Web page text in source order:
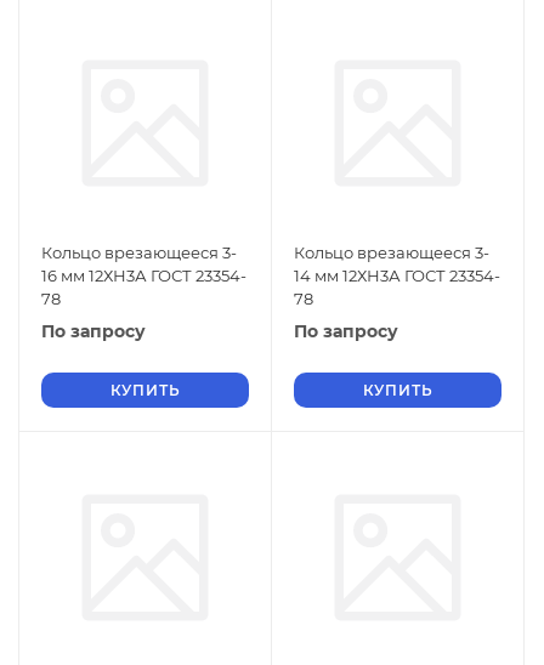
Кольцо врезающееся 3-
16 мм 12ХН3А ГОСТ 23354-
78
По запросу
КУПИТЬ
Кольцо врезающееся 3-
14 мм 12ХН3А ГОСТ 23354-
78
По запросу
КУПИТЬ